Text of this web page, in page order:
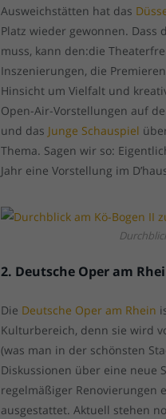
Ausweichstätten hat das
Platz wieder gewonnen. Dass
muss, kann den:die
Inszenierungen, die
Hinsicht um Vielfalt und
Open-Air-Vorstellungen auf
und das Junge Schauspiel
Thema. Sagen wir so:
Jahr eine Vorstellung im
2. Deutsche Oper am
Die Deutsche Oper am Rhein
Kulturbereich, denn sie wird
(was man in der schönsten
Diskussionen über eine neue
regelmäßiger Renovierungen
ausgestattet. Aktuell stehen